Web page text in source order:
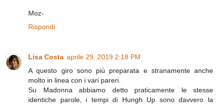
Moz-
Rispondi
Lisa Costa aprile 29, 2019 2:18 PM
A questo giro sono più preparata e stranamente anche
molto in linea con i vari pareri.
Su Madonna abbiamo detto praticamente le stesse
identiche parole, i tempi di Hungh Up sono davvero la